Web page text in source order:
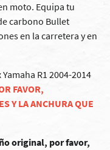
moto. Equipa tu
carbono Bullet
en la carretera y en
R1 2004-2014
FAVOR,
Y LA ANCHURA QUE
original, por favor,